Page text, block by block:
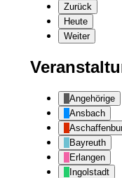
Zurück
Heute
Weiter
Angehörige
Ansbach
Bayreuth
Erlangen
Ingolstadt